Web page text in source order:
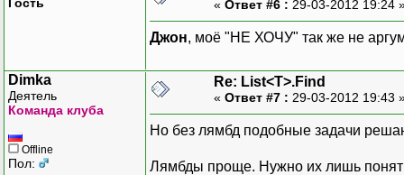
« Ответ #6 : 29-03-2012 19:24
Джон, моё "НЕ ХОЧУ" так же не
Dimka
Деятель
Команда клуба
Offline
Пол:
Re: List<T>.Find
« Ответ #7 : 29-03-2012 19:43
Но без лямбд подобные задачи
Лямбды проще. Нужно их лишь